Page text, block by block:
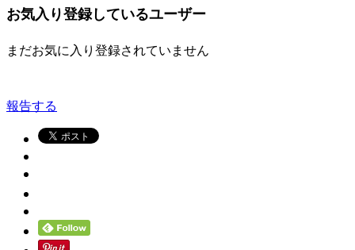
お気入り登録しているユーザー
まだお気に入り登録されていません
報告する